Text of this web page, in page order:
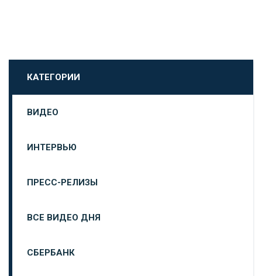
КАТЕГОРИИ
ВИДЕО
ИНТЕРВЬЮ
ПРЕСС-РЕЛИЗЫ
ВСЕ ВИДЕО ДНЯ
СБЕРБАНК